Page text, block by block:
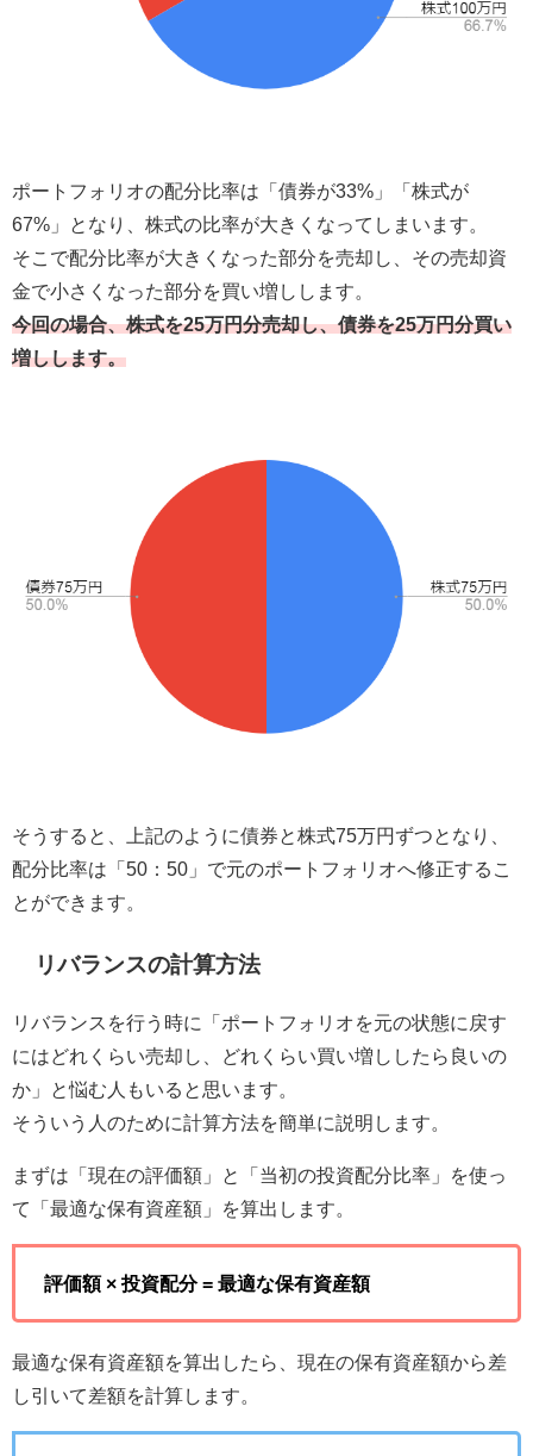
ポートフォリオの配分比率は「債券が33%」「株式が
67%」となり、株式の比率が大きくなってしまいます。
そこで配分比率が大きくなった部分を売却し、その売却資
金で小さくなった部分を買い増しします。
今回の場合、株式を25万円分売却し、債券を25万円分買い
増しします。
そうすると、上記のように債券と株式75万円ずつとなり、
配分比率は「50：50」で元のポートフォリオへ修正するこ
とができます。
リバランスの計算方法
リバランスを行う時に「ポートフォリオを元の状態に戻す
にはどれくらい売却し、どれくらい買い増ししたら良いの
か」と悩む人もいると思います。
そういう人のために計算方法を簡単に説明します。
まずは「現在の評価額」と「当初の投資配分比率」を使っ
て「最適な保有資産額」を算出します。
評価額 × 投資配分 = 最適な保有資産額
最適な保有資産額を算出したら、現在の保有資産額から差
し引いて差額を計算します。